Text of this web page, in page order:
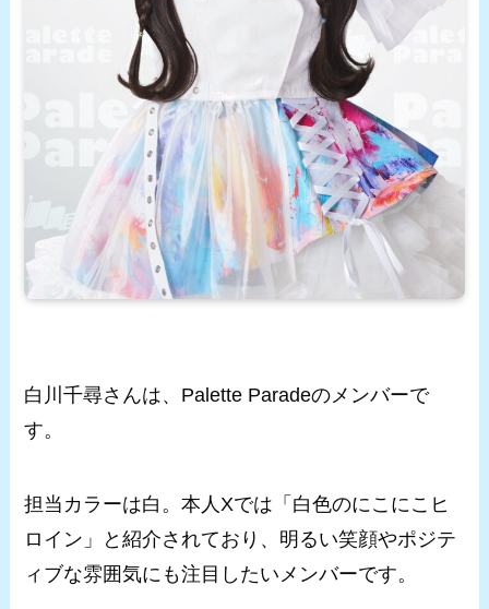
白川千尋さんは、Palette Paradeのメンバーで
す。
担当カラーは白。本人Xでは「白色のにこにこヒ
ロイン」と紹介されており、明るい笑顔やポジテ
ィブな雰囲気にも注目したいメンバーです。